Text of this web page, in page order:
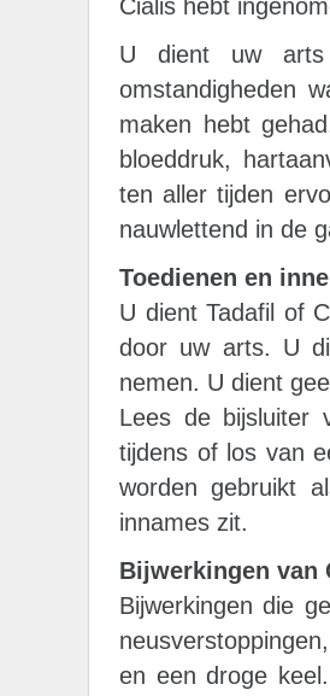
Cialis hebt
U dient uw arts
omstandigheden
maken hebt
bloeddruk,
ten aller tijden
nauwlettend in de
Toedienen en
U dient Tadafil of
door uw arts. U
nemen. U dient
Lees de bijsluiter
tijdens of los van
worden gebruikt
innames zit.
Bijwerkingen van
Bijwerkingen die
en een droge